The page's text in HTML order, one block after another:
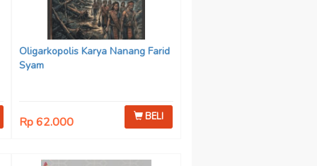
Oligarkopolis Karya Nanang Farid
Syam
Rp 62.000 BELI